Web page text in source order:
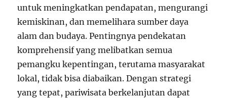
untuk meningkatkan pendapatan, mengurangi
kemiskinan, dan memelihara sumber daya
alam dan budaya. Pentingnya pendekatan
komprehensif yang melibatkan semua
pemangku kepentingan, terutama masyarakat
lokal, tidak bisa diabaikan. Dengan strategi
yang tepat, pariwisata berkelanjutan dapat